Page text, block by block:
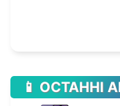
📱 ОСТАННІ